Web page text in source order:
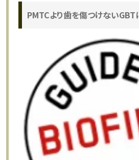
PMTCより歯を傷つけないGBT